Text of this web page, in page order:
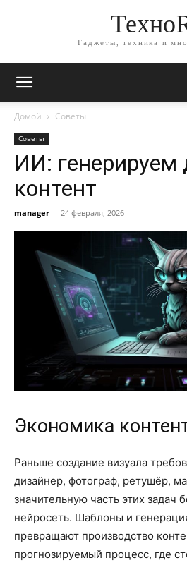
Гаджеты, техника и
Домой Советы
Советы
ИИ: генерируем
контент
manager - 24 февраля, 2026
Экономика
Раньше создание визуала
дизайнер, фотограф, ретушёр,
значительную часть этих задач
нейросеть. Шаблоны и
превращают производство
прогнозируемый процесс, где